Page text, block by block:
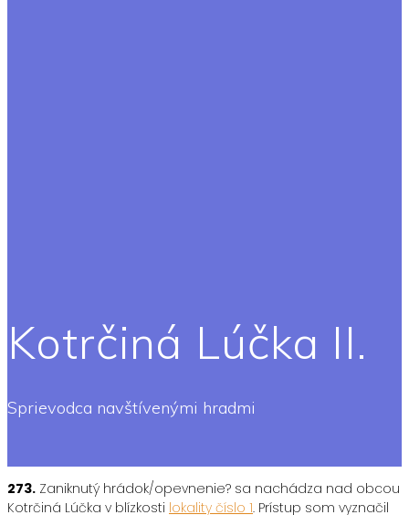
Kotrčiná Lúčka II.
Sprievodca navštívenými hradmi
273. Zaniknutý hrádok/opevnenie? sa nachádza nad obcou
Kotrčiná Lúčka v blízkosti lokality číslo 1. Prístup som vyznačil